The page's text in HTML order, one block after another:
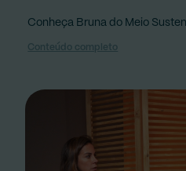
Conheça Bruna do Meio
Conteúdo completo